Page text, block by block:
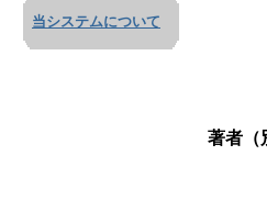
当システムについて
著者（